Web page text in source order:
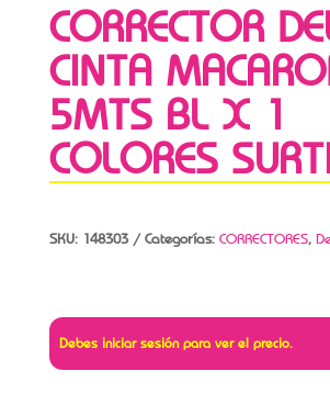
CORRECTOR
CINTA
5MTS BL X 1
COLORES
SKU: 148303 Categorías: CORRECTORES,
Debes iniciar sesión para ver el precio.